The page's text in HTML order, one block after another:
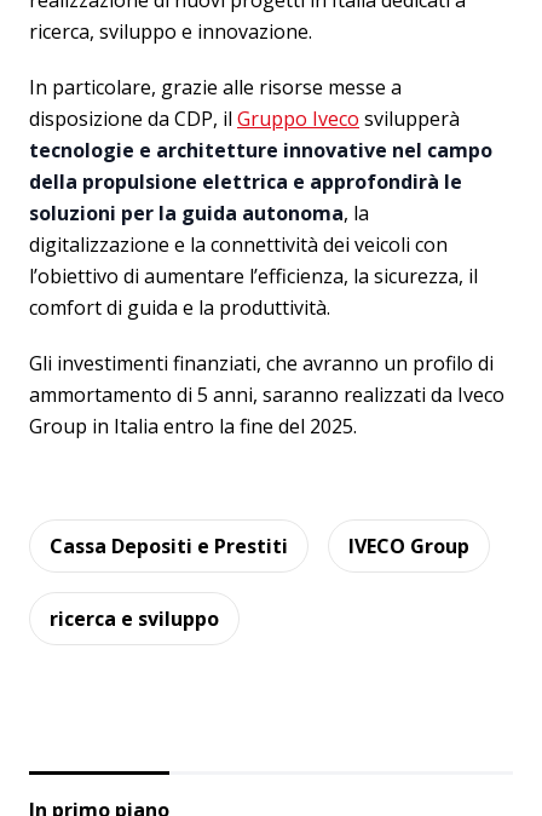
ricerca, sviluppo e innovazione.
In particolare, grazie alle risorse messe a
disposizione da CDP, il Gruppo Iveco svilupperà
tecnologie e architetture innovative nel campo
della propulsione elettrica e approfondirà le
soluzioni per la guida autonoma, la
digitalizzazione e la connettività dei veicoli con
l’obiettivo di aumentare l’efficienza, la sicurezza, il
comfort di guida e la produttività.
Gli investimenti finanziati, che avranno un profilo di
ammortamento di 5 anni, saranno realizzati da Iveco
Group in Italia entro la fine del 2025.
Cassa Depositi e Prestiti IVECO Group
ricerca e sviluppo
In primo piano